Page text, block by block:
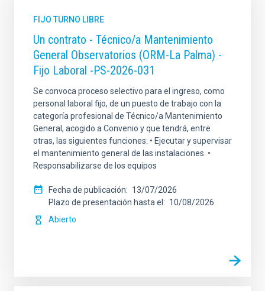
FIJO TURNO LIBRE
Un contrato - Técnico/a Mantenimiento
General Observatorios (ORM-La Palma) -
Fijo Laboral -PS-2026-031
Se convoca proceso selectivo para el ingreso, como
personal laboral fijo, de un puesto de trabajo con la
categoría profesional de Técnico/a Mantenimiento
General, acogido a Convenio y que tendrá, entre
otras, las siguientes funciones: • Ejecutar y supervisar
el mantenimiento general de las instalaciones. •
Responsabilizarse de los equipos
Fecha de publicación
13/07/2026
Plazo de presentación hasta el
10/08/2026
Abierto